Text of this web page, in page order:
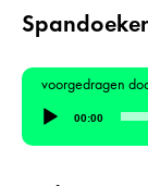
voorgedragen
Audiospeler
00:00